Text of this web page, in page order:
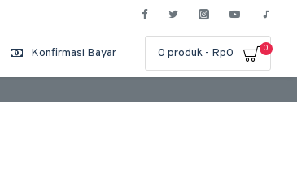
Konfirmasi Bayar 0 produk - Rp0 0